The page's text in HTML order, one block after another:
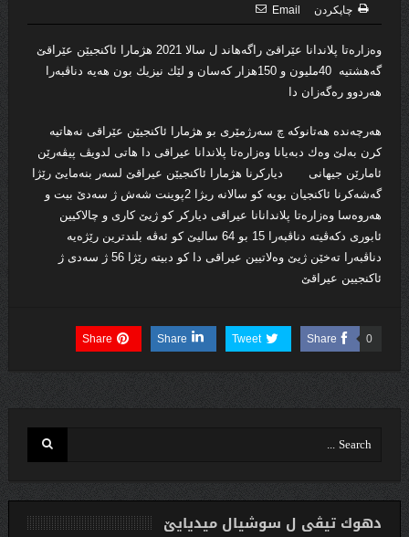
چاپكردن Email
وه‌زاره‌تا پلاندانا عێراقێ راگه‌هاند ل سالا 2021 هژمارا ئاكنجیێن عێراقێ
گه‌هشتیه‌ ‌ 40ملیون و 150هزار كه‌سان و لێك نیزیك بون هه‌یه‌ دناڤبه‌را
هه‌ردوو ره‌گه‌زان دا
هه‌رچه‌نده‌ هه‌تانوكه‌ چ سه‌رژمێری بو هژمارا ئاكنجیێن عێراقی نه‌هاتیه‌
كرن به‌لێ وه‌ك دبه‌یانا وه‌زاره‌تا پلاندانا عیراقی دا هاتی لدویڤ پیڤه‌رێن
ئامارێن جیهانی دیاركرنا هژمارا ئاكنجیێن عیراقێ لسه‌ر بنه‌مایێ رێژا
گه‌شه‌كرنا ئاكنجیان بویه‌ كو سالانه‌ ریژا 2پوینت شه‌ش ژ سه‌دێ بیت و
هه‌روه‌سا وه‌زاره‌تا پلاندانانا عیراقی دیاركر كو ژیێ كاری و چالاكیین
ئابورى دكه‌ڤیته‌ دناڤبه‌را 15 بو 64 سالیێ كو ئه‌ڤه‌ بلندترین رێژه‌یه‌
دناڤبه‌را ته‌خێن ژیێ وه‌لاتیین عیراقی دا كو دبیته‌ رێژا 56 ژ سه‌دى ژ
ئاكنجیین عیراقێ
Share 0
Tweet
Share
Share
دهوك تیڤی ل سوشیال ميديایێ